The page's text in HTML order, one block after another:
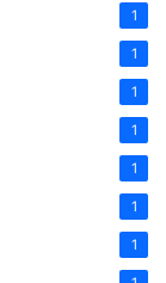
1
1
1
1
1
1
1